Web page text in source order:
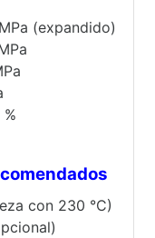
(expandido)
%
con 230 °C)